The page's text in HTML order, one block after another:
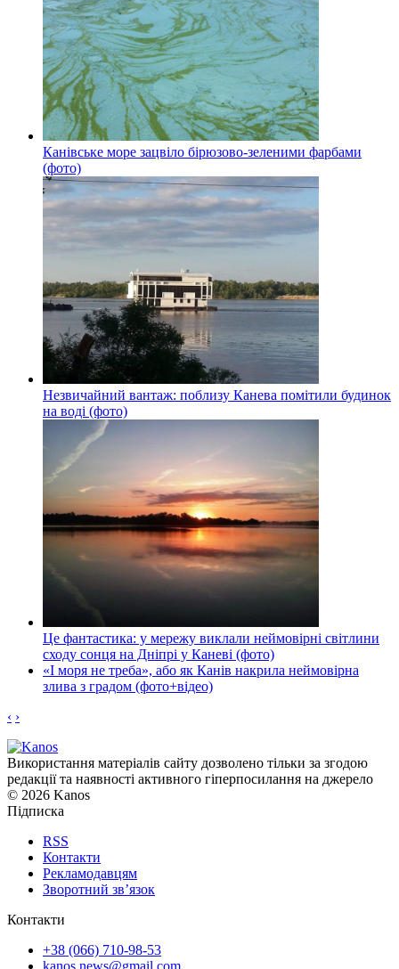
Канівське море зацвіло бірюзово-зеленими фарбами
(фото)
Незвичайний вантаж: поблизу Канева помітили будинок
на воді (фото)
Це фантастика: у мережу виклали неймовірні світлини
сходу сонця на Дніпрі у Каневі (фото)
«І моря не треба», або як Канів накрила неймовірна
злива з градом (фото+відео)
‹ ›
Використання матеріалів сайту дозволено тільки за згодою
редакції та наявності активного гіперпосилання на джерело
© 2026 Kanos
Підписка
RSS
Контакти
Рекламодавцям
Зворотний зв’язок
Контакти
+38 (066) 710-98-53
kanos.news@gmail.com